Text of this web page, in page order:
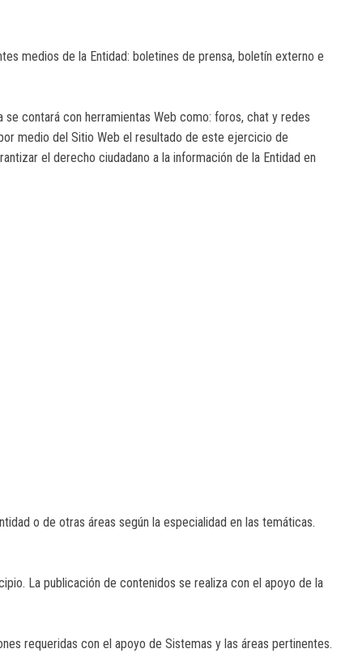
medios de la Entidad: boletines de prensa, boletín externo e
contará con herramientas Web como: foros, chat y redes
medio del Sitio Web el resultado de este ejercicio de
el derecho ciudadano a la información de la Entidad en
o de otras áreas según la especialidad en las temáticas.
La publicación de contenidos se realiza con el apoyo de la
requeridas con el apoyo de Sistemas y las áreas pertinentes.